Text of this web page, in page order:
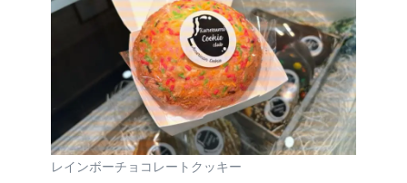
レインボーチョコレートクッキー